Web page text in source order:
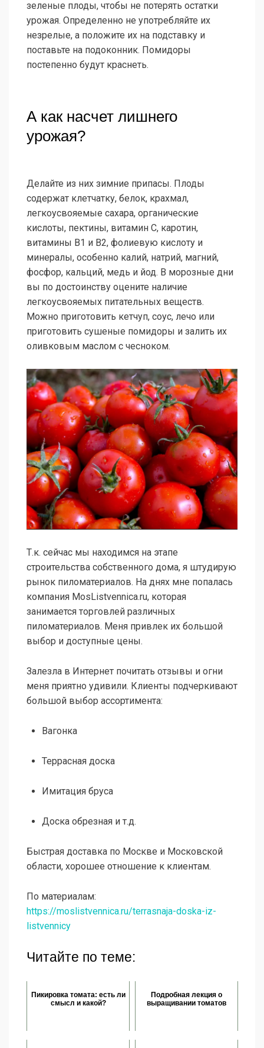
зеленые плоды, чтобы не потерять остатки
урожая. Определенно не употребляйте их
незрелые, а положите их на подставку и
поставьте на подоконник. Помидоры
постепенно будут краснеть.
А как насчет лишнего
урожая?
Делайте из них зимние припасы. Плоды
содержат клетчатку, белок, крахмал,
легкоусвояемые сахара, органические
кислоты, пектины, витамин С, каротин,
витамины B1 и B2, фолиевую кислоту и
минералы, особенно калий, натрий, магний,
фосфор, кальций, медь и йод. В морозные дни
вы по достоинству оцените наличие
легкоусвояемых питательных веществ.
Можно приготовить кетчуп, соус, лечо или
приготовить сушеные помидоры и залить их
оливковым маслом с чесноком.
Т.к. сейчас мы находимся на этапе
строительства собственного дома, я штудирую
рынок пиломатериалов. На днях мне попалась
компания MosListvennica.ru, которая
занимается торговлей различных
пиломатериалов. Меня привлек их большой
выбор и доступные цены.
Залезла в Интернет почитать отзывы и огни
меня приятно удивили. Клиенты подчеркивают
большой выбор ассортимента:
Вагонка
Террасная доска
Имитация бруса
Доска обрезная и т.д.
Быстрая доставка по Москве и Московской
области, хорошее отношение к клиентам.
По материалам:
https://moslistvennica.ru/terrasnaja-doska-iz-
listvennicy
Читайте по теме:
Пикировка томата: есть ли
смысл и какой?
Подробная лекция о
выращивании томатов